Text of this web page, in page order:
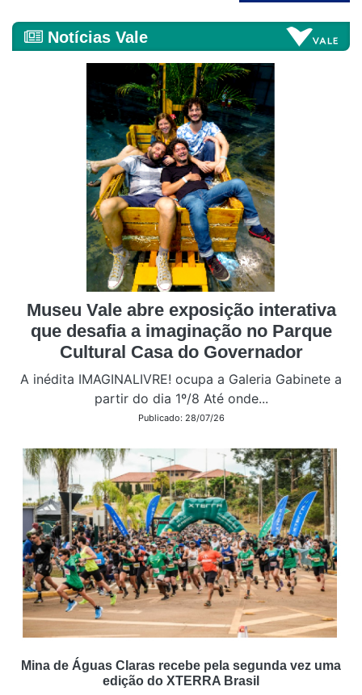
Notícias Vale
Museu Vale abre exposição interativa
que desafia a imaginação no Parque
Cultural Casa do Governador
A inédita IMAGINALIVRE! ocupa a Galeria Gabinete a
partir do dia 1º/8 Até onde...
Publicado: 28/07/26
Mina de Águas Claras recebe pela segunda vez uma
edição do XTERRA Brasil